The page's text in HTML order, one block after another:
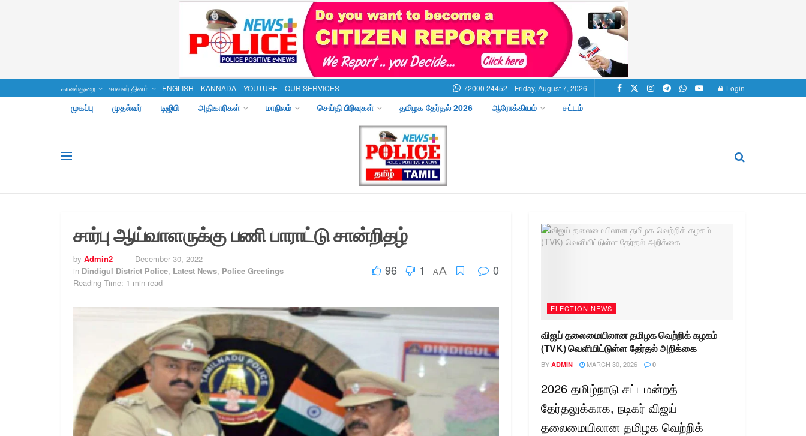
காவல்துறை காவலர் தினம் ENGLISH KANNADA YOUTUBE OUR SERVICES 72000 24452 | Friday, August 7, 2026 Login
முகப்பு முதல்வர் டிஜிபி அதிகாரிகள் மாநிலம் செய்தி பிரிவுகள் தமிழக தேர்தல் 2026 ஆரோக்கியம் சட்டம்
சார்பு ஆய்வாளருக்கு பணி பாராட்டு சான்றிதழ்
by Admin2
December 30, 2022
in Dindigul District Police, Latest News, Police Greetings
Reading Time: 1 min read
96 1 AA 0
ELECTION NEWS
விஜய் தலைமையிலான தமிழக வெற்றிக் கழகம்
(TVK) வெளியிட்டுள்ள தேர்தல் அறிக்கை
BY ADMIN MARCH 30, 2026 0
2026 தமிழ்நாடு சட்டமன்றத்
தேர்தலுக்காக, நடிகர் விஜய்
தலைமையிலான தமிழக வெற்றிக்